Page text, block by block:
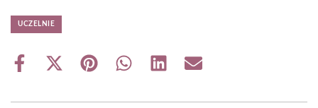
UCZELNIE
Share
Share
(Twitter)
Share Share Share Share